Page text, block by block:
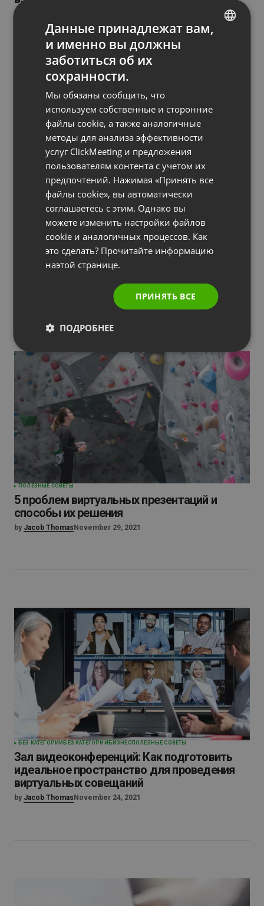
by
Смешанное обучение: что это такое?
Извлекайте пользу из смешанного обучения
Jacob Thomas December 16, 2021
ПОЛЕЗНЫЕ СОВЕТЫ
5 проблем виртуальных презентаций и
способы их решения
by Jacob Thomas November 29, 2021
БЕЗ КАТЕГОРИИ БЕЗ КАТЕГОРИИ БИЗНЕСПОЛЕЗНЫЕ СОВЕТЫ
Зал видеоконференций: Как подготовить
идеальное пространство для проведения
виртуальных совещаний
by Jacob Thomas November 24, 2021
POLISH
RUSSIAN
PORTUGUESE
ITALIAN
Данные принадлежат вам,
и именно вы должны
заботиться об их
сохранности.
Мы обязаны сообщить, что
используем собственные и сторонние
файлы cookie, а также аналогичные
методы для анализа эффективности
услуг ClickMeeting и предложения
пользователям контента с учетом их
предпочтений. Нажимая «Принять все
файлы cookie», вы автоматически
соглашаетесь с этим. Однако вы
можете изменить настройки файлов
cookie и аналогичных процессов. Как
это сделать? Прочитайте информацию
наэтой странице.
ПРИНЯТЬ ВСЕ
ПОДРОБНЕЕ